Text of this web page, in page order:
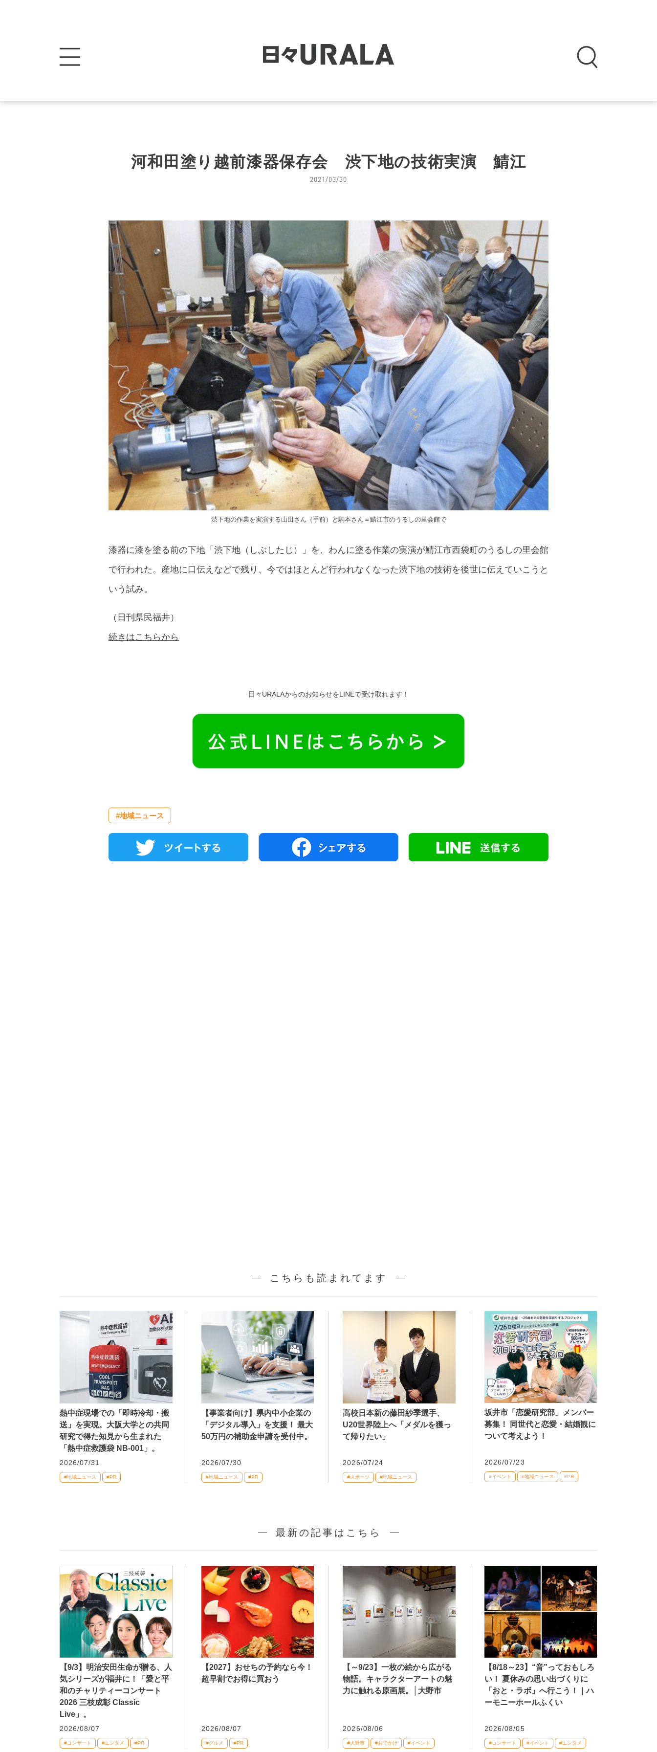
河和田塗り越前漆器保存会 渋下地の技術実演 鯖江
2021/03/30
渋下地の作業を実演する山田さん（手前）と駒本さん＝鯖江市のうるしの里会館で
漆器に漆を塗る前の下地「渋下地（しぶしたじ）」を、わんに塗る作業の実演が鯖江市西袋町のうるしの里会館
で行われた。産地に口伝えなどで残り、今ではほとんど行われなくなった渋下地の技術を後世に伝えていこうと
いう試み。
（日刊県民福井）
続きはこちらから
日々URALAからのお知らせをLINEで受け取れます！
#地域ニュース
こちらも読まれてます
熱中症現場での「即時冷却・搬
送」を実現。大阪大学との共同
研究で得た知見から生まれた
「熱中症救護袋 NB-001」。
2026/07/31
#地域ニュース #PR
【事業者向け】県内中小企業の
「デジタル導入」を支援！ 最大
50万円の補助金申請を受付中。
2026/07/30
#地域ニュース #PR
高校日本新の藤田紗季選手、
U20世界陸上へ「メダルを獲っ
て帰りたい」
2026/07/24
#スポーツ #地域ニュース
坂井市「恋愛研究部」メンバー
募集！ 同世代と恋愛・結婚観に
ついて考えよう！
2026/07/23
#イベント #地域ニュース #PR
最新の記事はこちら
【9/3】明治安田生命が贈る、人
気シリーズが福井に！「愛と平
和のチャリティーコンサート
2026 三枝成彰 Classic
Live」。
2026/08/07
#コンサート #エンタメ #PR
【2027】おせちの予約なら今！
超早割でお得に買おう
2026/08/07
#グルメ #PR
【～9/23】一枚の絵から広がる
物語。キャラクターアートの魅
力に触れる原画展。│大野市
2026/08/06
#大野市 #おでかけ #イベント
【8/18～23】“音”っておもしろ
い！ 夏休みの思い出づくりに
「おと・ラボ」へ行こう！｜ハ
ーモニーホールふくい
2026/08/05
#コンサート #イベント #エンタメ